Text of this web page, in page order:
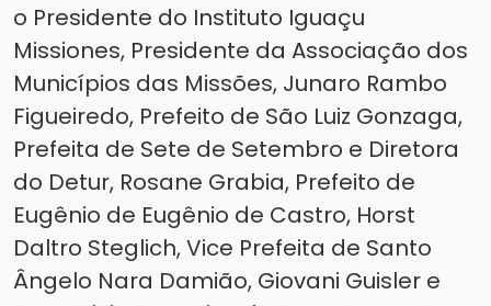
o Presidente do Instituto Iguaçu
Missiones, Presidente da Associação dos
Municípios das Missões, Junaro Rambo
Figueiredo, Prefeito de São Luiz Gonzaga,
Prefeita de Sete de Setembro e Diretora
do Detur, Rosane Grabia, Prefeito de
Eugênio de Eugênio de Castro, Horst
Daltro Steglich, Vice Prefeita de Santo
Ângelo Nara Damião, Giovani Guisler e